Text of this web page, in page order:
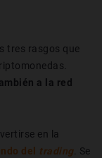
tres rasgos que
a la red
en la
del trading. Se